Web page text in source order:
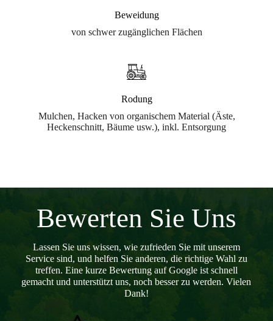
Beweidung
von schwer zugänglichen Flächen
Rodung
Mulchen, Hacken von organischem Material (Äste,
Heckenschnitt, Bäume usw.), inkl. Entsorgung
Bewerten Sie Uns
Lassen Sie uns wissen, wie zufrieden Sie mit unserem
Service sind, und helfen Sie anderen, die richtige Wahl zu
treffen. Eine kurze Bewertung auf Google ist schnell
gemacht und unterstützt uns, noch besser zu werden. Vielen
Dank!